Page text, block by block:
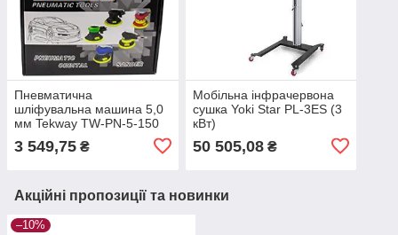
Пневматична
шліфувальна машина 5,0
мм Tekway TW-PN-5-150
3 549,75 ₴
Мобільна інфрачервона
сушка Yoki Star PL-3ES (3
кВт)
50 505,08₴
Акційні пропозиції та новинки
–10%